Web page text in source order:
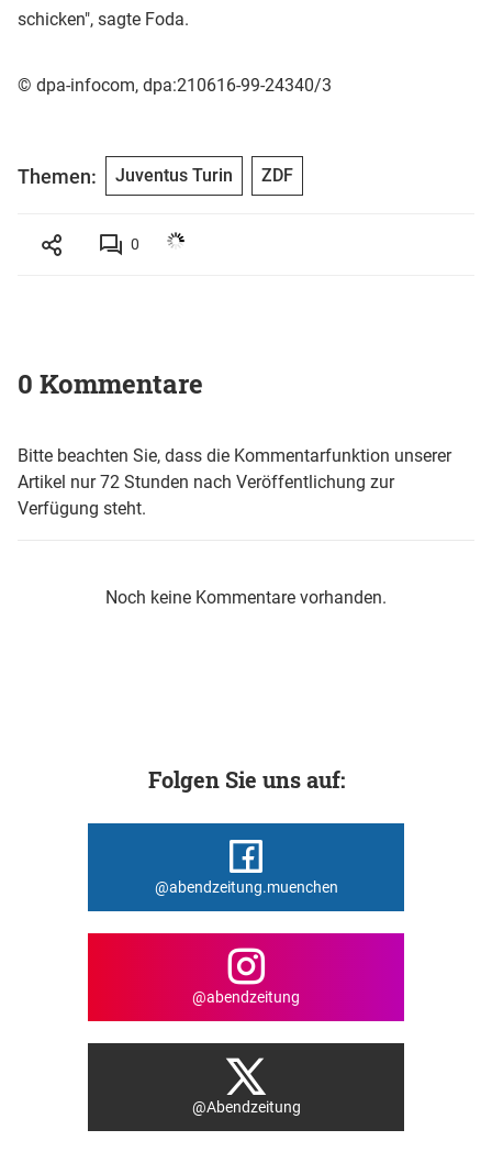
schicken", sagte Foda.
© dpa-infocom, dpa:210616-99-24340/3
Themen: Juventus Turin ZDF
0
0 Kommentare
Bitte beachten Sie, dass die Kommentarfunktion unserer
Artikel nur 72 Stunden nach Veröffentlichung zur
Verfügung steht.
Noch keine Kommentare vorhanden.
Folgen Sie uns auf:
@abendzeitung.muenchen
@abendzeitung
@Abendzeitung